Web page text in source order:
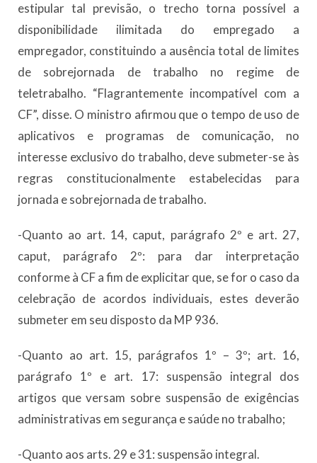
estipular tal previsão, o trecho torna possível a
disponibilidade ilimitada do empregado a
empregador, constituindo a ausência total de limites
de sobrejornada de trabalho no regime de
teletrabalho. “Flagrantemente incompatível com a
CF”, disse. O ministro afirmou que o tempo de uso de
aplicativos e programas de comunicação, no
interesse exclusivo do trabalho, deve submeter-se às
regras constitucionalmente estabelecidas para
jornada e sobrejornada de trabalho.
-Quanto ao art. 14, caput, parágrafo 2º e art. 27,
caput, parágrafo 2º: para dar interpretação
conforme à CF a fim de explicitar que, se for o caso da
celebração de acordos individuais, estes deverão
submeter em seu disposto da MP 936.
-Quanto ao art. 15, parágrafos 1º – 3º; art. 16,
parágrafo 1º e art. 17: suspensão integral dos
artigos que versam sobre suspensão de exigências
administrativas em segurança e saúde no trabalho;
-Quanto aos arts. 29 e 31: suspensão integral.